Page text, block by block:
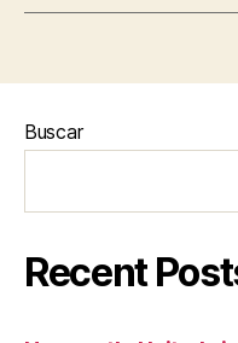
Buscar
Recent